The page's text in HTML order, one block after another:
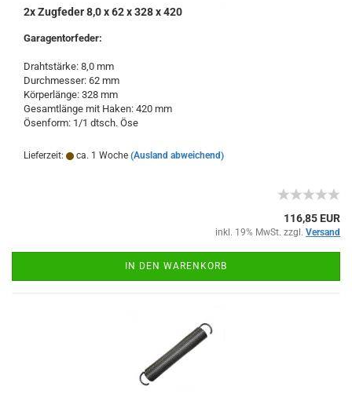
2x Zugfeder 8,0 x 62 x 328 x 420
Garagentorfeder:
Drahtstärke: 8,0 mm
Durchmesser: 62 mm
Körperlänge: 328 mm
Gesamtlänge mit Haken: 420 mm
Ösenform: 1/1 dtsch. Öse
Lieferzeit: ca. 1 Woche (Ausland abweichend)
116,85 EUR
inkl. 19% MwSt. zzgl. Versand
IN DEN WARENKORB